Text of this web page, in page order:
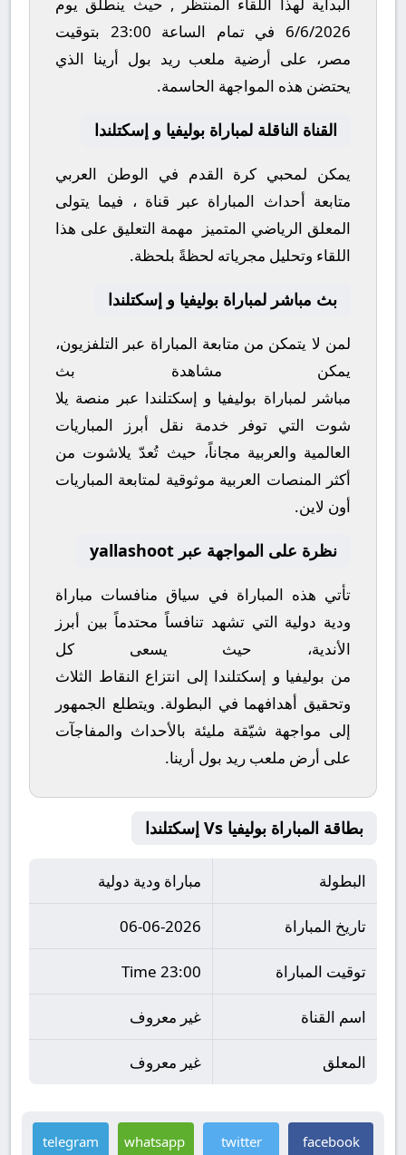
6/6/2026 في تمام الساعة 23:00 بتوقيت
مصر، على أرضية ملعبريد بول أرينا الذي
يحتضن هذه المواجهة الحاسمة.
القناة الناقلة لمباراة بوليفيا و إسكتلندا
يمكن لمحبي كرة القدم في الوطن العربي
متابعة أحداث المباراة عبر قناة، فيما يتولى
المعلق الرياضي المتميز
مهمة التعليق على هذا
اللقاء وتحليل مجرياته لحظةً بلحظة.
بث مباشر لمباراة بوليفيا و إسكتلندا
لمن لا يتمكن من متابعة المباراة عبر التلفزيون،
يمكن مشاهدة بث
مباشر لمباراة بوليفيا و إسكتلندا عبر منصة يلا
شوت التي توفر خدمة نقل أبرز المباريات
العالمية والعربية مجاناً، حيث تُعدّ يلاشوت من
أكثر المنصات العربية موثوقية لمتابعة المباريات
أون لاين.
نظرة على المواجهة عبر yallashoot
تأتي هذه المباراة في سياق منافسات مباراة
ودية دولية التي تشهد تنافساً محتدماً بين أبرز
الأندية، حيث يسعى كل
من بوليفيا و إسكتلندا إلى انتزاع النقاط الثلاث
وتحقيق أهدافهما في البطولة. ويتطلع الجمهور
إلى مواجهة شيّقة مليئة بالأحداث والمفاجآت
على أرض ملعب ريد بول أرينا.
بطاقة المباراة بوليفيا Vs إسكتلندا
البطولة مباراة ودية دولية
تاريخ المباراة 06-06-2026
توقيت المباراة 23:00 Time
اسم القناة غير معروف
المعلق غير معروف
facebook
twitter
whatsapp
telegram